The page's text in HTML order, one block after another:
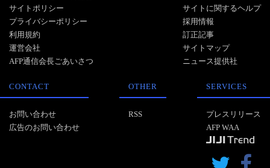
サイトポリシー
プライバシーポリシー
利用規約
運営会社
AFP通信会長ごあいさつ
サイトに関するヘルプ
採用情報
訂正記事
サイトマップ
ニュース提供社
CONTACT
お問い合わせ
広告のお問い合わせ
OTHER
RSS
SERVICES
プレスリリース
AFP WAA